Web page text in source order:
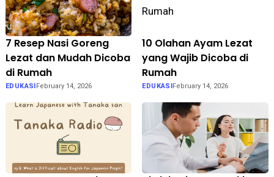
7 Resep Nasi Goreng
Lezat dan Mudah Dicoba
di Rumah
EDUKASIFebruary 14, 2026
10 Olahan Ayam Lezat
yang Wajib Dicoba di
Rumah
EDUKASIFebruary 14, 2026